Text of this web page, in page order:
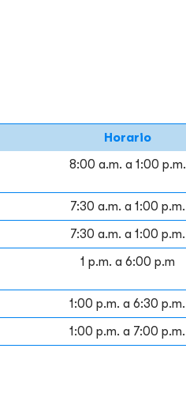
Horario
8:00 a.m. a 1:00 p.m.
7:30 a.m. a 1:00 p.m.
7:30 a.m. a 1:00 p.m.
1 p.m. a 6:00 p.m
1:00 p.m. a 6:30 p.m.
1:00 p.m. a 7:00 p.m.